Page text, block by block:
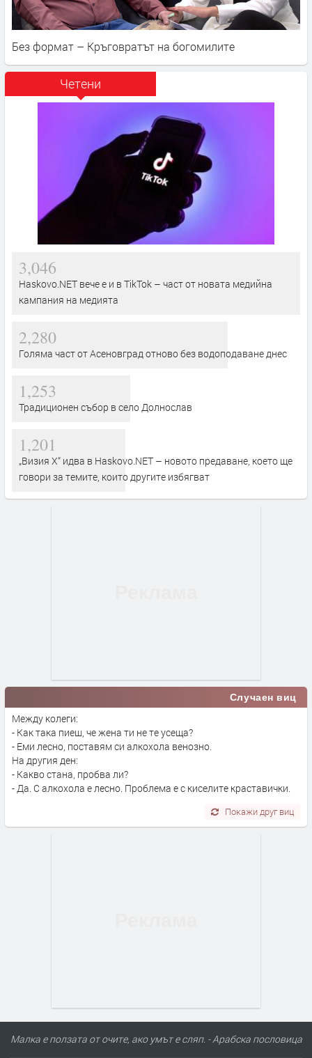
Без формат – Кръговратът на богомилите
Четени
3,046
Haskovo.NET вече е и в TikTok – част от новата медийна
кампания на медията
2,280
Голяма част от Асеновград отново без водоподаване днес
1,253
Традиционен събор в село Долнослав
1,201
„Визия Х“ идва в Haskovo.NET – новото предаване, което ще
говори за темите, които другите избягват
Случаен виц
Между колеги:
- Как така пиеш, че жена ти не те усеща?
- Еми лесно, поставям си алкохола венозно.
На другия ден:
- Какво стана, пробва ли?
- Да. С алкохола е лесно. Проблема е с киселите краставички.
Покажи друг виц
Малка е ползата от очите, ако умът е сляп. - Арабска пословица